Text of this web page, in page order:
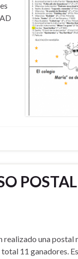
una postal
11 ganadores.